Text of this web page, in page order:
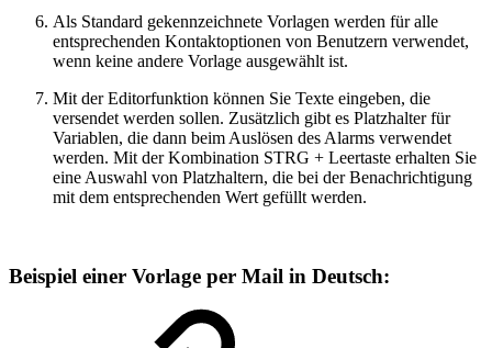
Als Standard gekennzeichnete Vorlagen werden für alle
entsprechenden Kontaktoptionen von Benutzern verwendet,
wenn keine andere Vorlage ausgewählt ist.
Mit der Editorfunktion können Sie Texte eingeben, die
versendet werden sollen. Zusätzlich gibt es Platzhalter für
Variablen, die dann beim Auslösen des Alarms verwendet
werden. Mit der Kombination STRG + Leertaste erhalten Sie
eine Auswahl von Platzhaltern, die bei der Benachrichtigung
mit dem entsprechenden Wert gefüllt werden.
Beispiel einer Vorlage per Mail in Deutsch: